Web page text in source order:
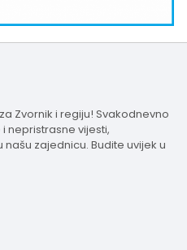
Zvornik i regiju! Svakodnevno
nepristrasne vijesti,
zajednicu. Budite uvijek u